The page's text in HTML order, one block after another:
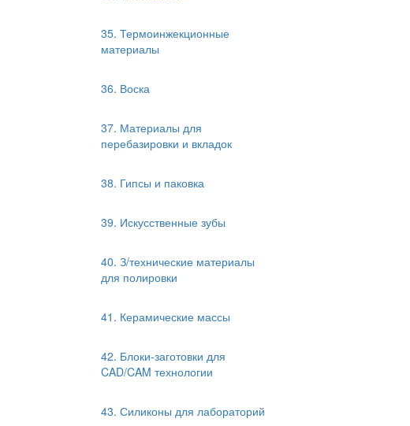
35. Термоинжекционные
материалы
36. Воска
37. Материалы для
перебазировки и вкладок
38. Гипсы и паковка
39. Искусственные зубы
40. З/технические материалы
для полировки
41. Керамические массы
42. Блоки-заготовки для
CAD/CAM технологии
43. Силиконы для лабораторий